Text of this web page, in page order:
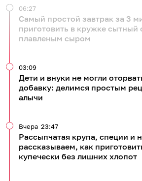
Самый простой завтрак за 3
приготовить в кружке
плавленым сыром
06:27
Дети и внуки не могли
добавку: делимся простым
алычи
03:09
Рассыпчатая крупа, специи и
рассказываем, как
купечески без лишних хлопот
Вчера 23:47